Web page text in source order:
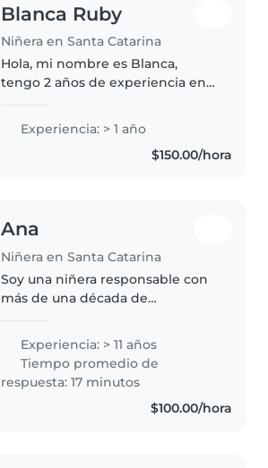
Blanca Ruby
Niñera en Santa Catarina
Hola, mi nombre es Blanca,
tengo 2 años de experiencia en
enfermería general. Me gusta
mucho cuidar niños ya que me
relaciono bien con ellos. No
Experiencia: > 1 año
$150.00/hora
Ana
Niñera en Santa Catarina
Soy una niñera responsable con
más de una década de
bebés, preescolares y niños
pequeños. He trabajado como
maestra titular en diferentes
colegios de Santa..
Experiencia: > 11 años
Tiempo promedio de
respuesta: 17 minutos
$100.00/hora